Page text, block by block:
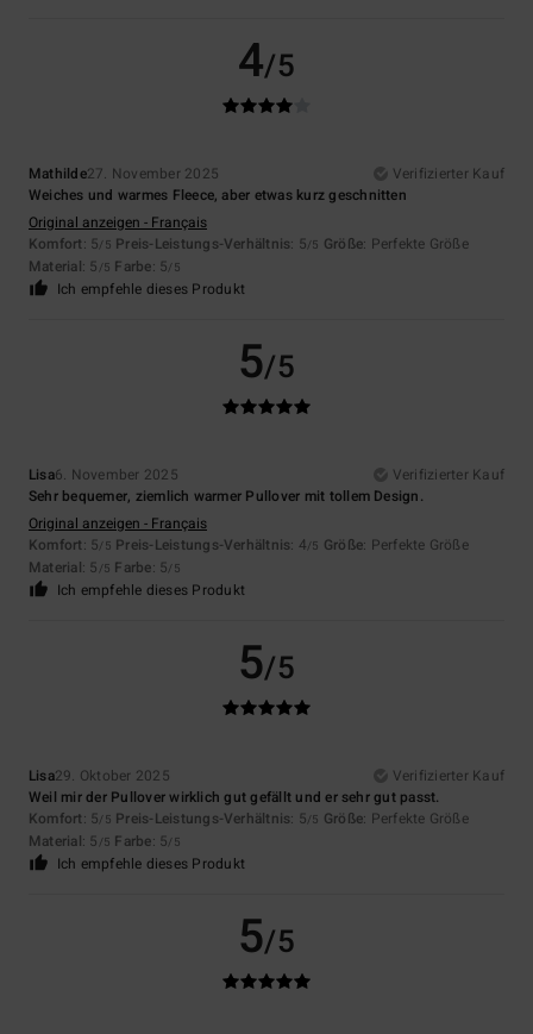
4/5
Mathilde27. November 2025
Verifizierter Kauf
Weiches und warmes Fleece, aber etwas kurz geschnitten
Original anzeigen - Français
Komfort: 5/5 Preis-Leistungs-Verhältnis: 5/5 Größe: Perfekte Größe
Material: 5 /5 Farbe: 5/5
Ich empfehle dieses Produkt
5/5
Lisa6. November 2025
Verifizierter Kauf
Sehr bequemer, ziemlich warmer Pullover mit tollem Design.
Original anzeigen - Français
Komfort: 5/5 Preis-Leistungs-Verhältnis: 4/5 Größe: Perfekte Größe
Material: 5 /5 Farbe: 5/5
Ich empfehle dieses Produkt
5/5
Lisa29. Oktober 2025
Verifizierter Kauf
Weil mir der Pullover wirklich gut gefällt und er sehr gut passt.
Komfort: 5/5 Preis-Leistungs-Verhältnis: 5/5 Größe: Perfekte Größe
Material: 5 /5 Farbe: 5/5
Ich empfehle dieses Produkt
5/5